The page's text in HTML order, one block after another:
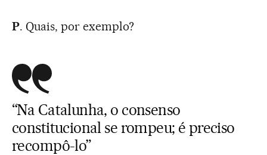
P. Quais, por exemplo?
“Na Catalunha, o consenso
constitucional se rompeu; é preciso
recompô-lo”